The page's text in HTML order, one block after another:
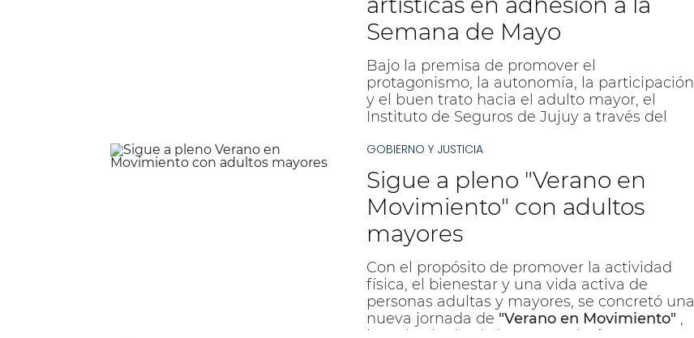
Semana de Mayo
Bajo la premisa de promover el
protagonismo, la autonomía, la participación
y el buen trato hacia el adulto mayor, el
Instituto de Seguros de Jujuy a través del
serie de actividades en el marco de la
Semana de Mayo, que incluyen el reparto de
escarapelas, presentaciones artísticas y taller
de nutrición en nuestra ciudad y en Palpalá.
GOBIERNO Y JUSTICIA
Sigue a pleno "Verano en
Movimiento" con adultos
mayores
Con el propósito de promover la actividad
física, el bienestar y una vida activa de
personas adultas y mayores, se concretó una
nueva jornada de "Verano en Movimiento" ,